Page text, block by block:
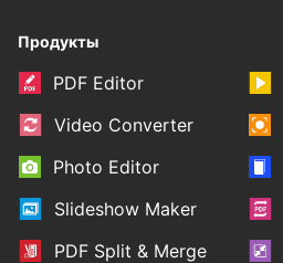
Продукты
PDF Editor
Video Converter
Photo Editor
Slideshow Maker
PDF Split & Merge